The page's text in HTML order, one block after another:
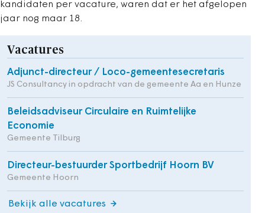
kandidaten per vacature, waren dat er het afgelopen
jaar nog maar 18.
Vacatures
Adjunct-directeur / Loco-gemeentesecretaris
JS Consultancy in opdracht van de gemeente Aa en Hunze
Beleidsadviseur Circulaire en Ruimtelijke
Economie
Gemeente Tilburg
Directeur-bestuurder Sportbedrijf Hoorn BV
Gemeente Hoorn
Bekijk alle vacatures